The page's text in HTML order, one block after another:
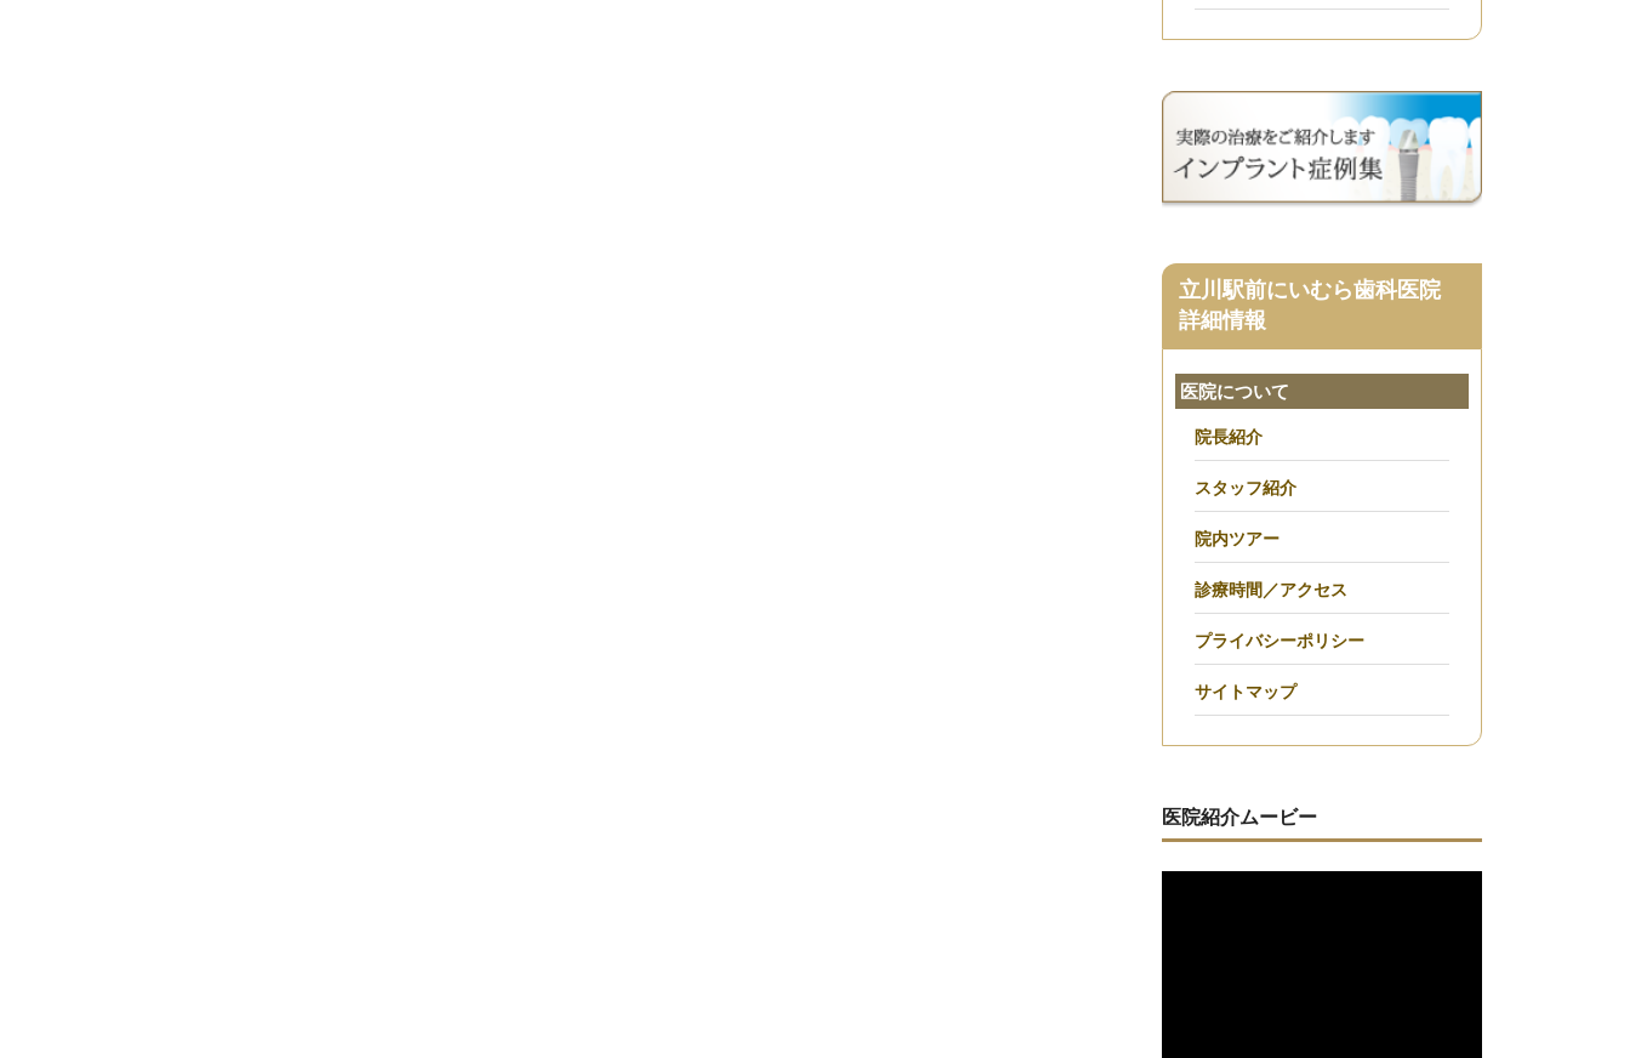
立川駅前にいむら歯科医院
詳細情報
医院について
院長紹介
スタッフ紹介
院内ツアー
診療時間／アクセス
プライバシーポリシー
サイトマップ
医院紹介ムービー